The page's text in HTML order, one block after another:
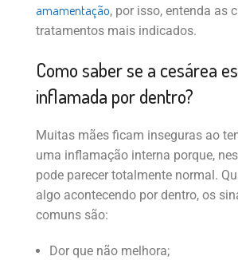
amamentação, por isso, entenda as
tratamentos mais indicados.
Como saber se a cesárea
inflamada por dentro?
Muitas mães ficam inseguras ao
uma inflamação interna porque,
pode parecer totalmente normal.
algo acontecendo por dentro, os
comuns são:
Dor que não melhora;